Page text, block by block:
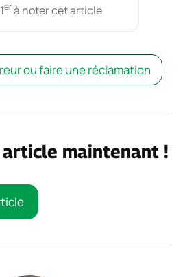
erà noter cet article
ou faire une réclamation
maintenant !